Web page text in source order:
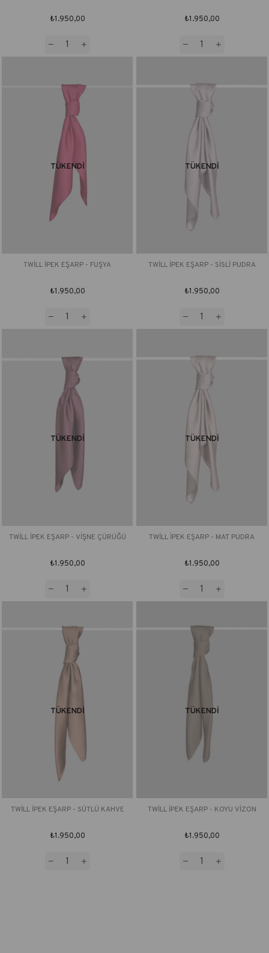
₺1.950,00 ₺1.950,00
TÜKENDI
TWİLL İPEK EŞARP - FUŞYA
₺1.950,00
TÜKENDI
TWİLL İPEK EŞARP - SİSLİ PUDRA
₺1.950,00
TÜKENDI
TWİLL İPEK EŞARP - VİŞNE ÇÜRÜĞÜ
₺1.950,00
TÜKENDI
TWİLL İPEK EŞARP - MAT PUDRA
₺1.950,00
TÜKENDI
TWİLL İPEK EŞARP - SÜTLÜ KAHVE
₺1.950,00
TÜKENDI
TWİLL İPEK EŞARP - KOYU VİZON
₺1.950,00